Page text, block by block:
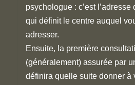
psychologue : c’est
qui définit le centre auquel
adresser.
Ensuite, la première
(généralement) assurée par
définira quelle suite donner à